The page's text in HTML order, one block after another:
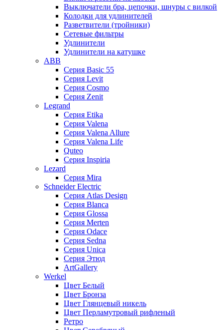
Выключатели бра, цепочки, шнуры с вилкой
Колодки для удлинителей
Разветвители (тройники)
Сетевые фильтры
Удлинители
Удлинители на катушке
ABB
Серия Basic 55
Серия Levit
Серия Cosmo
Серия Zenit
Legrand
Серия Etika
Серия Valena
Серия Valena Allure
Серия Valena Life
Quteo
Серия Inspiria
Lezard
Серия Mira
Schneider Electric
Серия Atlas Design
Серия Blanca
Серия Glossa
Серия Merten
Серия Odace
Серия Sedna
Серия Unica
Серия Этюд
ArtGallery
Werkel
Цвет Белый
Цвет Бронза
Цвет Глянцевый никель
Цвет Перламутровый рифленый
Ретро